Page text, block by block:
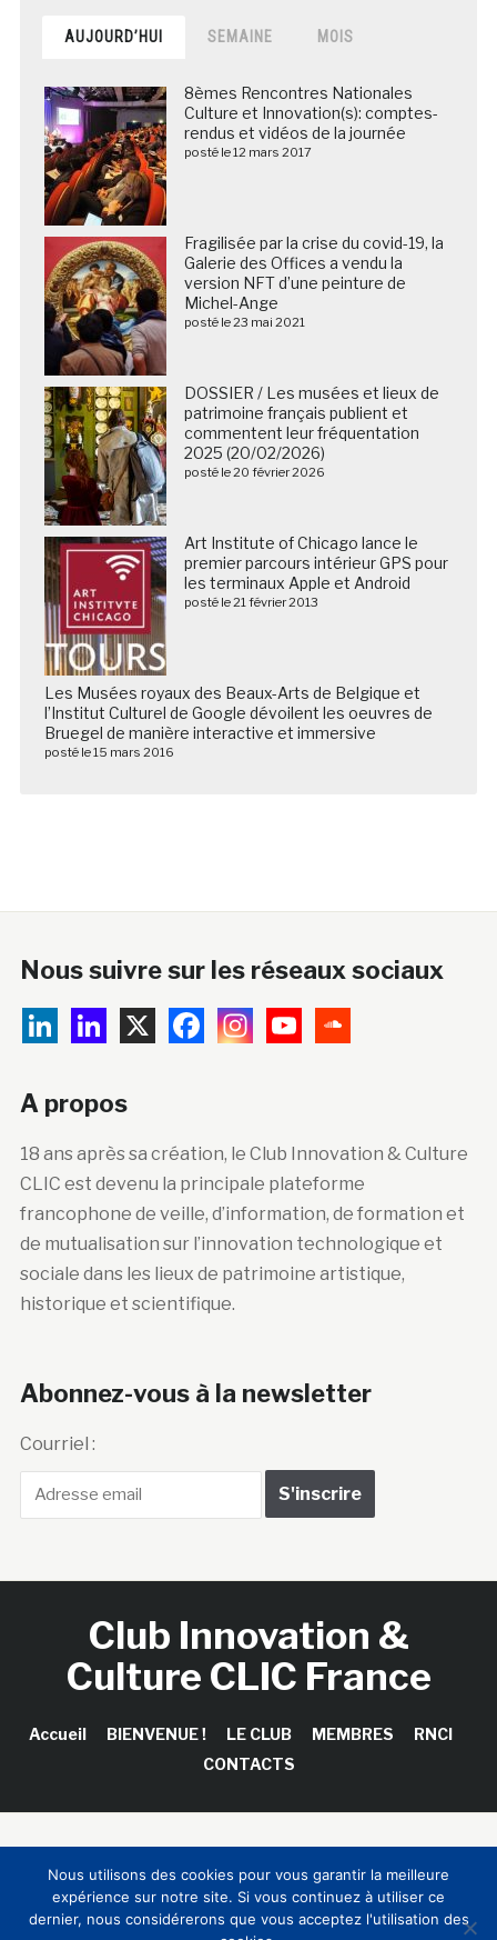
AUJOURD’HUI SEMAINE MOIS
8èmes Rencontres Nationales
Culture et Innovation(s): comptes-
rendus et vidéos de la journée
posté le 12 mars 2017
Fragilisée par la crise du covid-19, la
Galerie des Offices a vendu la
version NFT d’une peinture de
Michel-Ange
posté le 23 mai 2021
DOSSIER / Les musées et lieux de
patrimoine français publient et
commentent leur fréquentation
2025 (20/02/2026)
posté le 20 février 2026
Art Institute of Chicago lance le
premier parcours intérieur GPS pour
les terminaux Apple et Android
posté le 21 février 2013
Les Musées royaux des Beaux-Arts de Belgique et
l’Institut Culturel de Google dévoilent les oeuvres de
Bruegel de manière interactive et immersive
posté le 15 mars 2016
Nous suivre sur les réseaux sociaux
A propos
18 ans après sa création, le Club Innovation & Culture
CLIC est devenu la principale plateforme
francophone de veille, d’information, de formation et
de mutualisation sur l’innovation technologique et
sociale dans les lieux de patrimoine artistique,
historique et scientifique.
Abonnez-vous à la newsletter
Courriel :
Club Innovation &
Culture CLIC France
Accueil BIENVENUE ! LE CLUB MEMBRES
RNCI
CONTACTS
Sinapses Conseils
Nous utilisons des cookies pour vous garantir la meilleure
expérience sur notre site. Si vous continuez à utiliser ce
dernier, nous considérerons que vous acceptez l'utilisation des